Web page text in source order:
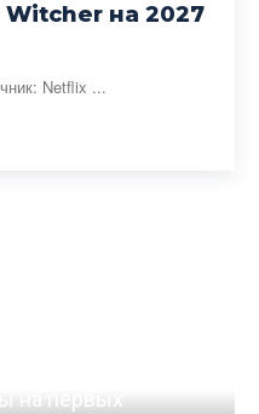
Witcher на 2027
Кадр сериала The Witcher. Источник: Netflix ...
на первых